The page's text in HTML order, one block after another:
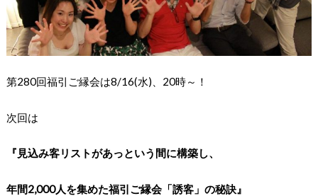
第280回福引ご縁会は8/16(水)、20時～！
次回は
『見込み客リストがあっという間に構築し、
年間2,000人を集めた福引ご縁会「誘客」の秘訣』